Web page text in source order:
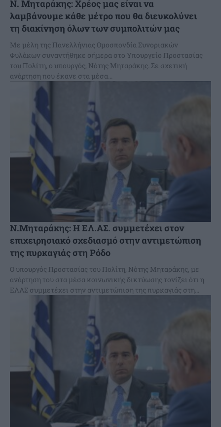
N. Μηταράκης: Χρέος μας είναι να
λαμβάνουμε κάθε μέτρο που θα διευκολύνει
τη διακίνηση όλων των συμπολιτών μας
Με μέλη της Πανελλήνιας Ομοσπονδία Συνοριακών
Φυλάκων συναντήθηκε σήμερα στο Υπουργείο Προστασίας
του Πολίτη, ο υπουργός, Νότης Μηταράκης. Σε σχετική
ανάρτηση που έκανε στα μέσα...
Ν.Μηταράκης: Η ΕΛ.ΑΣ. συμμετέχει στον
επιχειρησιακό σχεδιασμό στην αντιμετώπιση
της πυρκαγιάς στη Ρόδο
Ο υπουργός Προστασίας του Πολίτη, Νότης Μηταράκης, με
ανάρτηση του στα μέσα κοινωνικής δικτύωσης τονίζει ότι η
ΕΛΑΣ συμμετέχει στην αντιμετώπιση της πυρκαγιάς στη...